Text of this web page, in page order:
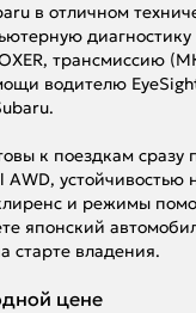
в отличном
трансмиссию
водителю
к поездкам
устойчивостью
и режимы
японский
старте владения.
цене